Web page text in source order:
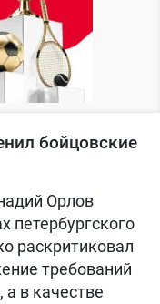
бойцовские
Орлов
петербургского
раскритиковал
требований
а в качестве